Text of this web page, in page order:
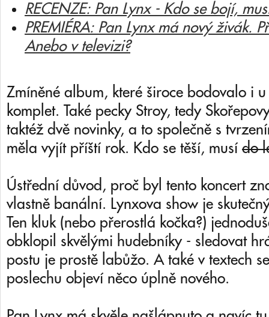
RECENZE: Pan Lynx - Kdo se bojí,
PREMIÉRA: Pan Lynx má nový živák.
Anebo v televizi?
Zmíněné album, které široce bodovalo i
komplet. Také pecky Stroy, tedy
taktéž dvě novinky, a to společně s
měla vyjít příští rok. Kdo se těší, musí do
Ústřední důvod, proč byl tento koncert
vlastně banální. Lynxova show je
Ten kluk (nebo přerostlá kočka?)
obklopil skvělými hudebníky - sledovat
postu je prostě labůžo. A také v textech
poslechu objeví něco úplně nového.